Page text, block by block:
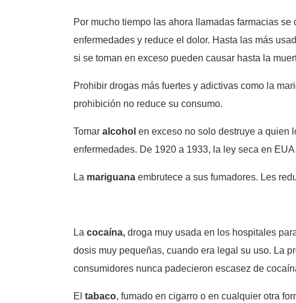
Por mucho tiempo las ahora llamadas farmacias
enfermedades y reduce el dolor. Hasta las más
si se toman en exceso pueden causar hasta la
Prohibir drogas más fuertes y adictivas como la
prohibición no reduce su consumo.
Tomar alcohol en exceso no solo destruye a quien
enfermedades. De 1920 a 1933, la ley seca en
La mariguana embrutece a sus fumadores. Les
La cocaína, droga muy usada en los hospitales
dosis muy pequeñas, cuando era legal su uso. La
consumidores nunca padecieron escasez de
El tabaco, fumado en cigarro o en cualquier otra